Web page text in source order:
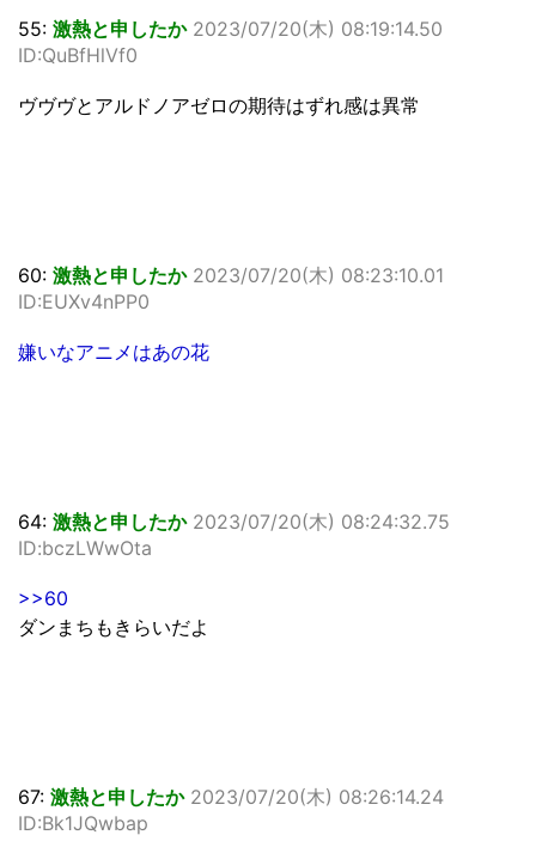
55: 激熱と申したか 2023/07/20(木) 08:19:14.50
ID:QuBfHlVf0
ヴヴヴとアルドノアゼロの期待はずれ感は異常
60: 激熱と申したか 2023/07/20(木) 08:23:10.01
ID:EUXv4nPP0
嫌いなアニメはあの花
64: 激熱と申したか 2023/07/20(木) 08:24:32.75
ID:bczLWwOta
>>60
ダンまちもきらいだよ
67: 激熱と申したか 2023/07/20(木) 08:26:14.24
ID:Bk1JQwbap